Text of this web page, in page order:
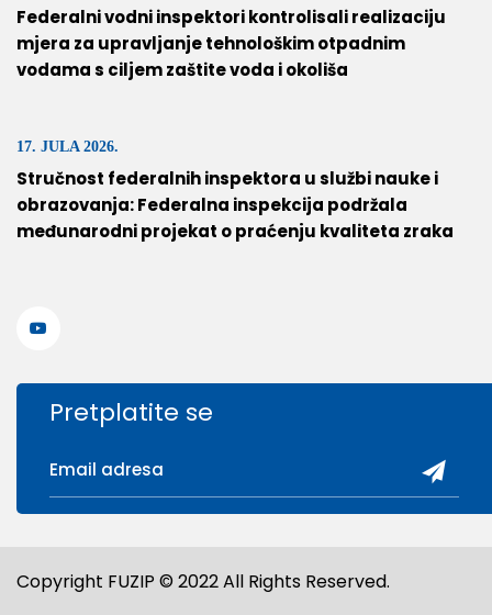
Federalni vodni inspektori kontrolisali realizaciju
mjera za upravljanje tehnološkim otpadnim
vodama s ciljem zaštite voda i okoliša
17. JULA 2026.
Stručnost federalnih inspektora u službi nauke i
obrazovanja: Federalna inspekcija podržala
međunarodni projekat o praćenju kvaliteta zraka
Pretplatite se
Copyright FUZIP © 2022 All Rights Reserved.